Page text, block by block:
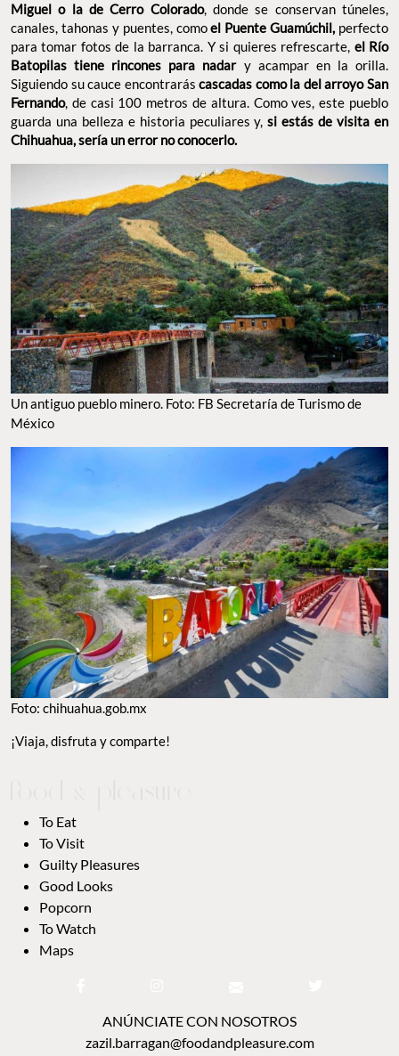
Miguel o la de Cerro Colorado, donde se conservan túneles,
canales, tahonas y puentes, comoel Puente Guamúchil, perfecto
para tomar fotos de la barranca. Y si quieres refrescarte, el Río
Batopilas tiene rincones para nadar y acampar en la orilla.
Siguiendo su cauce encontraráscascadas como la del arroyo San
Fernando, de casi 100 metros de altura. Como ves, este pueblo
guarda una belleza e historia peculiares y,si estás de visita en
Chihuahua, sería un error no conocerlo.
Un antiguo pueblo minero. Foto: FB Secretaría de Turismo de
México
Foto: chihuahua.gob.mx
¡Viaja, disfruta y comparte!
To Eat
To Visit
Guilty Pleasures
Good Looks
Popcorn
To Watch
Maps
ANÚNCIATE CON NOSOTROS
zazil.barragan@foodandpleasure.com